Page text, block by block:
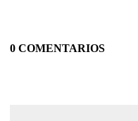
0 COMENTARIOS